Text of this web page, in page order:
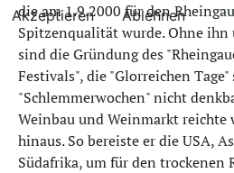
die am 1.9.2000 für den
Spitzenqualität wurde. Ohne
sind die Gründung des
Festivals", die "Glorreichen
"Schlemmerwochen" nicht
Weinbau und Weinmarkt reichte
hinaus. So bereiste er die USA,
Südafrika, um für den trockenen
Akzeptieren Ablehnen